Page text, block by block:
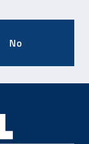
No